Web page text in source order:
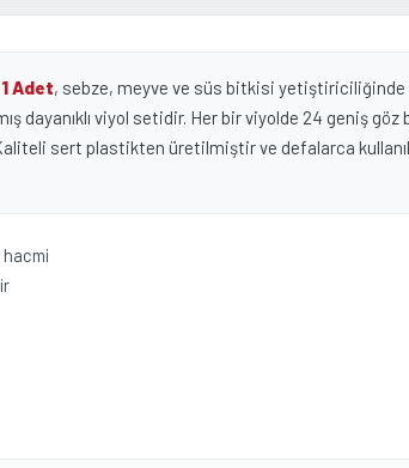
Adet, sebze, meyve ve süs bitkisi yetiştiriciliğinde
dayanıklı viyol setidir. Her bir viyolde 24 geniş
sert plastikten üretilmiştir ve defalarca
hacmi